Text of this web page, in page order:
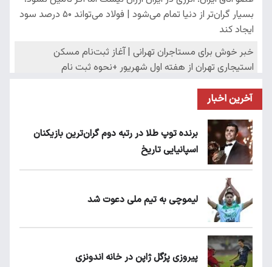
آخرین اخبار
برنده توپ طلا در رتبه دوم گران‌ترین بازیکنان
اسپانیایی تاریخ
لیموچی به تیم ملی دعوت شد
پیروزی پرُگل ژاپن در خانه اندونزی